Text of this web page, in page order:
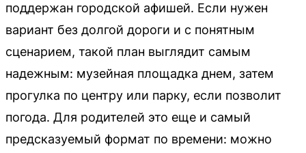
поддержан городской афишей. Если нужен
вариант без долгой дороги и с понятным
сценарием, такой план выглядит самым
надежным: музейная площадка днем, затем
прогулка по центру или парку, если позволит
погода. Для родителей это еще и самый
предсказуемый формат по времени: можно